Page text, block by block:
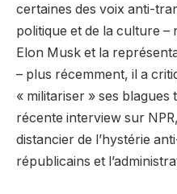
certaines des voix anti-
politique et de la culture –
Elon Musk et la
– plus récemment, il a
« militariser » ses
récente interview sur
distancier de l’hystérie
républicains et